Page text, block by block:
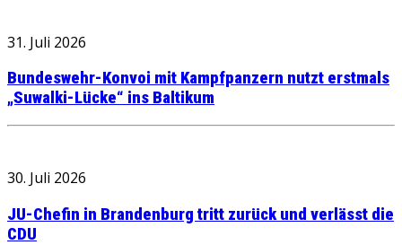
31. Juli 2026
Bundeswehr-Konvoi mit Kampfpanzern nutzt erstmals
„Suwalki-Lücke“ ins Baltikum
30. Juli 2026
JU-Chefin in Brandenburg tritt zurück und verlässt die
CDU